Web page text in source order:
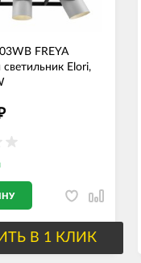
FREYA
Elori,
В 1 КЛИК